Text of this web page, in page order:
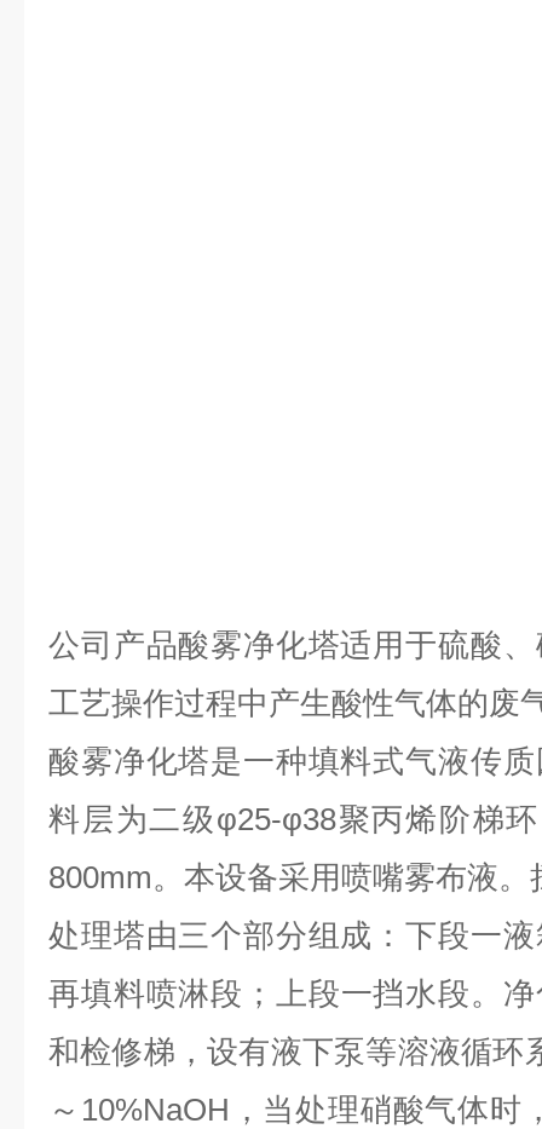
公司产品酸雾净化塔适用于硫酸
工艺操作过程中产生酸性气体的废
酸雾净化塔是一种填料式气液传
料层为二级φ25-φ38聚丙烯阶梯
800mm。本设备采用喷嘴雾布液。
处理塔由三个部分组成：下段一
再填料喷淋段；上段一挡水段。
和检修梯，设有液下泵等溶液循环
～10%NaOH，当处理硝酸气体时